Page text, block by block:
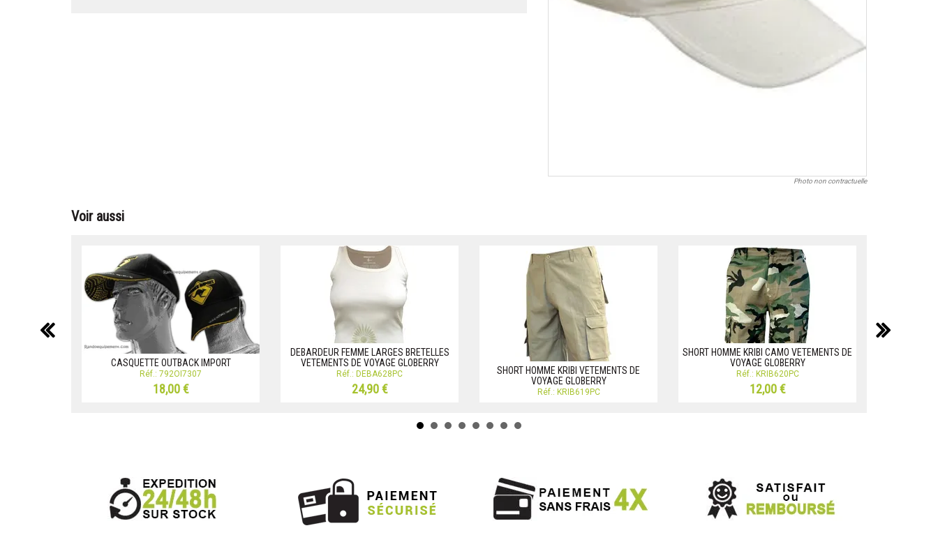
Photo non contractuelle
Voir aussi
CASQUETTE OUTBACK IMPORT
Réf.: 792OI7307
18,00 €
DEBARDEUR FEMME LARGES BRETELLES
VETEMENTS DE VOYAGE GLOBERRY
Réf.: DEBA628PC
24,90 €
SHORT HOMME KRIBI VETEMENTS DE
VOYAGE GLOBERRY
Réf.: KRIB619PC
SHORT HOMME KRIBI CAMO VETEMENTS DE
VOYAGE GLOBERRY
Réf.: KRIB620PC
12,00 €
précédent